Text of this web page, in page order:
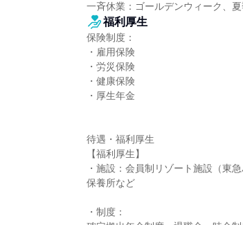
一斉休業：ゴールデンウィーク、
福利厚生
保険制度：
・雇用保険
・労災保険
・健康保険
・厚生年金
待遇・福利厚生
【福利厚生】
・施設：会員制リゾート施設（東
保養所など
・制度：